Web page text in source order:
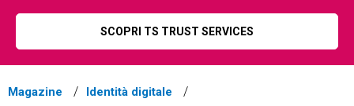
SCOPRI TS TRUST SERVICES
Magazine
Identità digitale